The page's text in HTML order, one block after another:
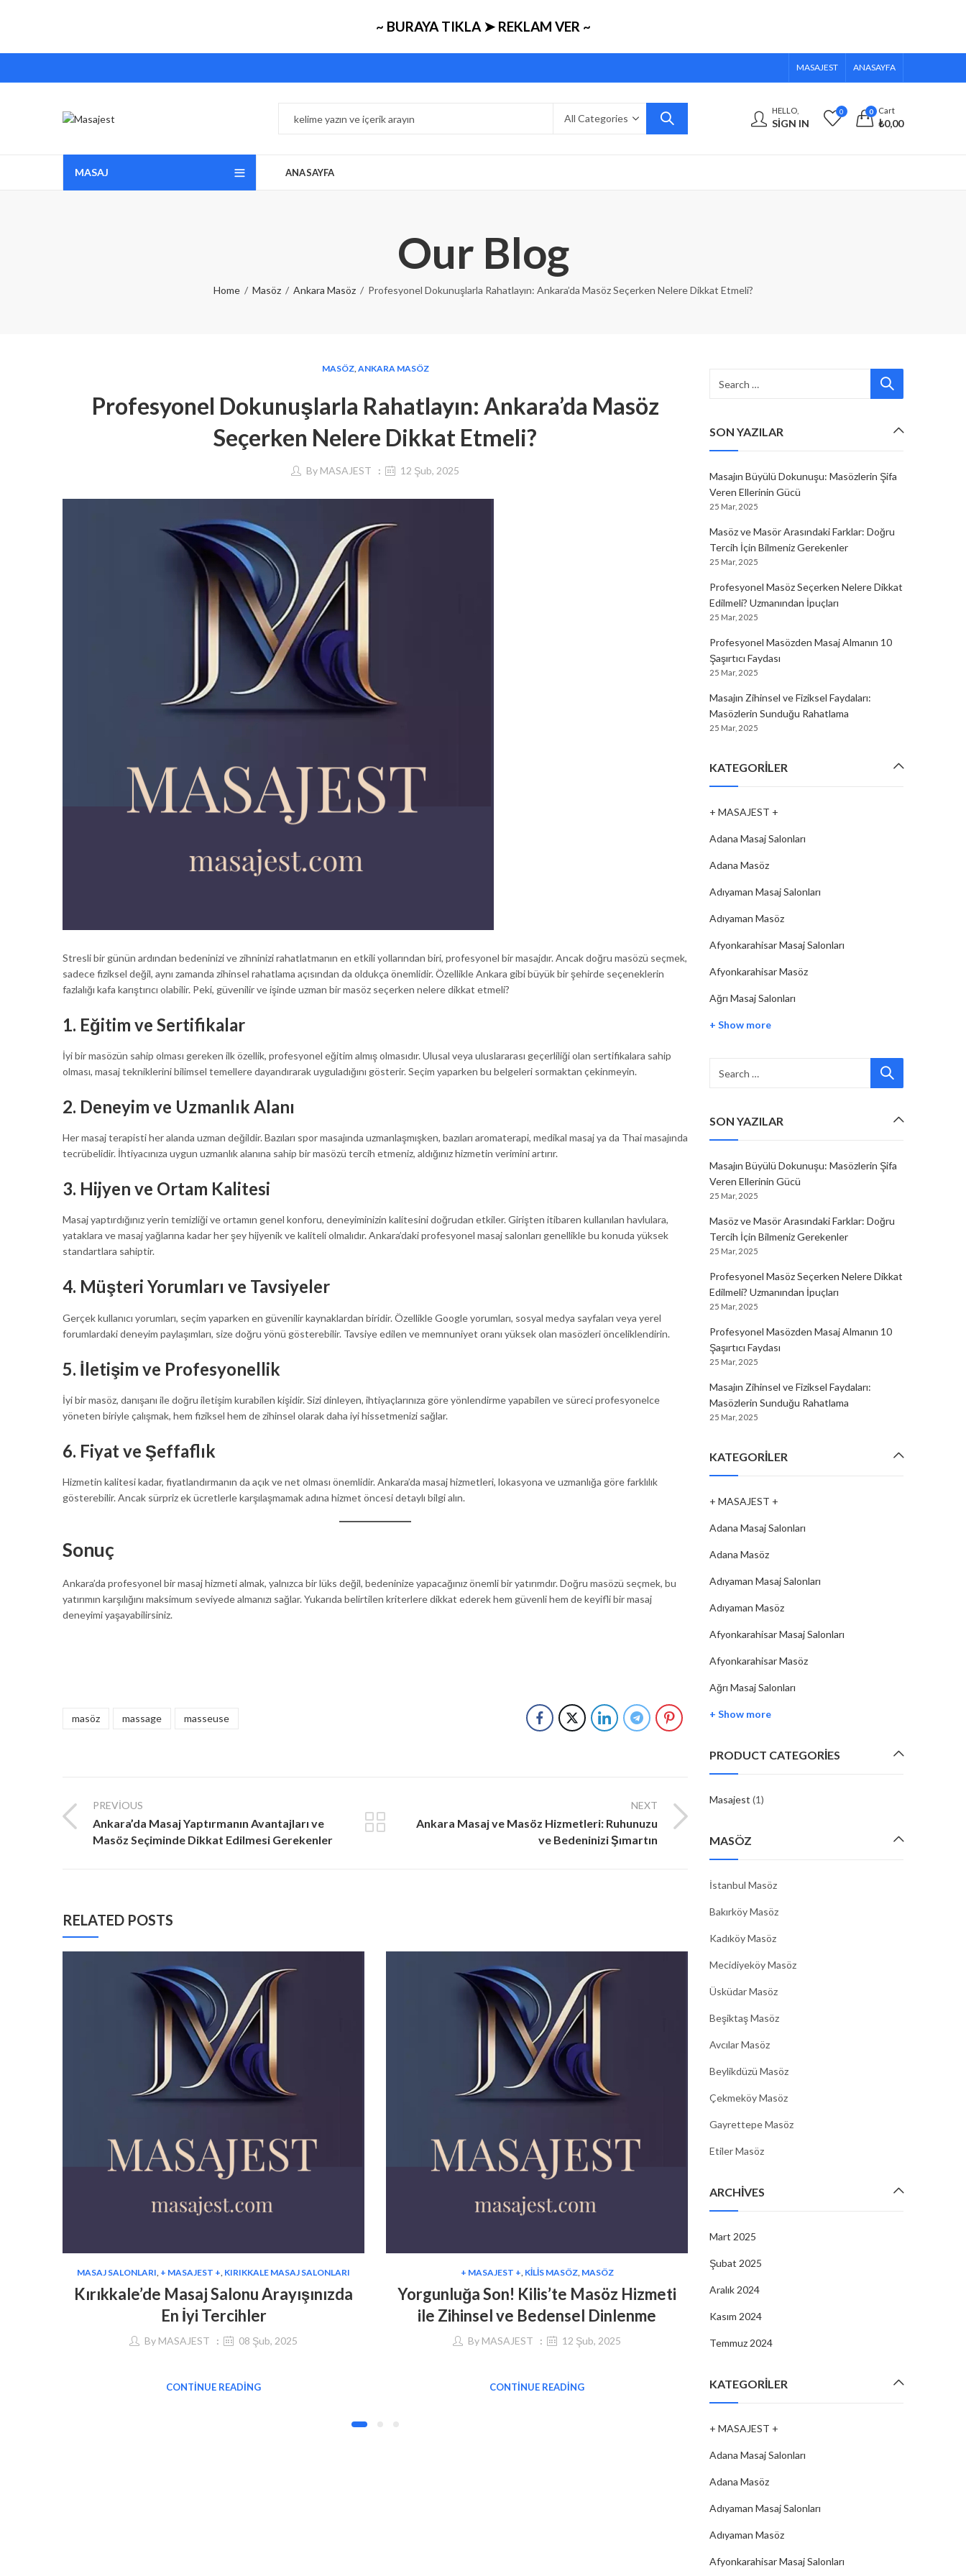
~ BURAYA TIKLA ➤ REKLAM VER ~
MASAJEST ANASAYFA
HELLO,
SIGN IN
0 0 Cart
₺0,00
MASAJ ANASAYFA
Our Blog
Home Masöz Ankara Masöz Profesyonel Dokunuşlarla Rahatlayın: Ankara’da Masöz Seçerken Nelere Dikkat Etmeli?
MASÖZ,ANKARA MASÖZ
Profesyonel Dokunuşlarla Rahatlayın: Ankara’da Masöz
Seçerken Nelere Dikkat Etmeli?
By MASAJEST 12 Şub, 2025
Stresli bir günün ardından bedeninizi ve zihninizi rahatlatmanın en etkili yollarından biri, profesyonel bir masajdır. Ancak doğru masözü seçmek,
sadece fiziksel değil, aynı zamanda zihinsel rahatlama açısından da oldukça önemlidir. Özellikle Ankara gibi büyük bir şehirde seçeneklerin
fazlalığı kafa karıştırıcı olabilir. Peki, güvenilir ve işinde uzman bir masöz seçerken nelere dikkat etmeli?
1. Eğitim ve Sertifikalar
İyi bir masözün sahip olması gereken ilk özellik, profesyonel eğitim almış olmasıdır. Ulusal veya uluslararası geçerliliği olan sertifikalara sahip
olması, masaj tekniklerini bilimsel temellere dayandırarak uyguladığını gösterir. Seçim yaparken bu belgeleri sormaktan çekinmeyin.
2. Deneyim ve Uzmanlık Alanı
Her masaj terapisti her alanda uzman değildir. Bazıları spor masajında uzmanlaşmışken, bazıları aromaterapi, medikal masaj ya da Thai masajında
tecrübelidir. İhtiyacınıza uygun uzmanlık alanına sahip bir masözü tercih etmeniz, aldığınız hizmetin verimini artırır.
3. Hijyen ve Ortam Kalitesi
Masaj yaptırdığınız yerin temizliği ve ortamın genel konforu, deneyiminizin kalitesini doğrudan etkiler. Girişten itibaren kullanılan havlulara,
yataklara ve masaj yağlarına kadar her şey hijyenik ve kaliteli olmalıdır. Ankara’daki profesyonel masaj salonları genellikle bu konuda yüksek
standartlara sahiptir.
4. Müşteri Yorumları ve Tavsiyeler
Gerçek kullanıcı yorumları, seçim yaparken en güvenilir kaynaklardan biridir. Özellikle Google yorumları, sosyal medya sayfaları veya yerel
forumlardaki deneyim paylaşımları, size doğru yönü gösterebilir. Tavsiye edilen ve memnuniyet oranı yüksek olan masözleri önceliklendirin.
5. İletişim ve Profesyonellik
İyi bir masöz, danışanı ile doğru iletişim kurabilen kişidir. Sizi dinleyen, ihtiyaçlarınıza göre yönlendirme yapabilen ve süreci profesyonelce
yöneten biriyle çalışmak, hem fiziksel hem de zihinsel olarak daha iyi hissetmenizi sağlar.
6. Fiyat ve Şeffaflık
Hizmetin kalitesi kadar, fiyatlandırmanın da açık ve net olması önemlidir. Ankara’da masaj hizmetleri, lokasyona ve uzmanlığa göre farklılık
gösterebilir. Ancak sürpriz ek ücretlerle karşılaşmamak adına hizmet öncesi detaylı bilgi alın.
Sonuç
Ankara’da profesyonel bir masaj hizmeti almak, yalnızca bir lüks değil, bedeninize yapacağınız önemli bir yatırımdır. Doğru masözü seçmek, bu
yatırımın karşılığını maksimum seviyede almanızı sağlar. Yukarıda belirtilen kriterlere dikkat ederek hem güvenli hem de keyifli bir masaj
deneyimi yaşayabilirsiniz.
masöz massage masseuse
PREVIOUS
Ankara’da Masaj Yaptırmanın Avantajları ve
Masöz Seçiminde Dikkat Edilmesi Gerekenler
NEXT
Ankara Masaj ve Masöz Hizmetleri: Ruhunuzu
ve Bedeninizi Şımartın
RELATED POSTS
MASAJ SALONLARI, + MASAJEST +, KIRIKKALE MASAJ SALONLARI
Kırıkkale’de Masaj Salonu Arayışınızda
En İyi Tercihler
By MASAJEST 08 Şub, 2025
CONTINUE READING
+ MASAJEST +, KILIS MASÖZ, MASÖZ
Yorgunluğa Son! Kilis’te Masöz Hizmeti
ile Zihinsel ve Bedensel Dinlenme
By MASAJEST 12 Şub, 2025
CONTINUE READING
Antalya Masaj Salonları: Stresi
ve Vücudu Rahatlatan
CONTINUE READING
SON YAZILAR
Masajın Büyülü Dokunuşu: Masözlerin Şifa
Veren Ellerinin Gücü
25 Mar, 2025
Masöz ve Masör Arasındaki Farklar: Doğru
Tercih İçin Bilmeniz Gerekenler
25 Mar, 2025
Profesyonel Masöz Seçerken Nelere Dikkat
Edilmeli? Uzmanından İpuçları
25 Mar, 2025
Profesyonel Masözden Masaj Almanın 10
Şaşırtıcı Faydası
25 Mar, 2025
Masajın Zihinsel ve Fiziksel Faydaları:
Masözlerin Sunduğu Rahatlama
25 Mar, 2025
KATEGORILER
+ MASAJEST +
Adana Masaj Salonları
Adana Masöz
Adıyaman Masaj Salonları
Adıyaman Masöz
Afyonkarahisar Masaj Salonları
Afyonkarahisar Masöz
Ağrı Masaj Salonları
+ Show more
SON YAZILAR
Masajın Büyülü Dokunuşu: Masözlerin Şifa
Veren Ellerinin Gücü
25 Mar, 2025
Masöz ve Masör Arasındaki Farklar: Doğru
Tercih İçin Bilmeniz Gerekenler
25 Mar, 2025
Profesyonel Masöz Seçerken Nelere Dikkat
Edilmeli? Uzmanından İpuçları
25 Mar, 2025
Profesyonel Masözden Masaj Almanın 10
Şaşırtıcı Faydası
25 Mar, 2025
Masajın Zihinsel ve Fiziksel Faydaları:
Masözlerin Sunduğu Rahatlama
25 Mar, 2025
KATEGORILER
+ MASAJEST +
Adana Masaj Salonları
Adana Masöz
Adıyaman Masaj Salonları
Adıyaman Masöz
Afyonkarahisar Masaj Salonları
Afyonkarahisar Masöz
Ağrı Masaj Salonları
+ Show more
PRODUCT CATEGORIES
Masajest (1)
MASÖZ
İstanbul Masöz
Bakırköy Masöz
Kadıköy Masöz
Mecidiyeköy Masöz
Üsküdar Masöz
Beşiktaş Masöz
Avcılar Masöz
Beylikdüzü Masöz
Çekmeköy Masöz
Gayrettepe Masöz
Etiler Masöz
ARCHIVES
Mart 2025
Şubat 2025
Aralık 2024
Kasım 2024
Temmuz 2024
KATEGORILER
+ MASAJEST +
Adana Masaj Salonları
Adana Masöz
Adıyaman Masaj Salonları
Adıyaman Masöz
Afyonkarahisar Masaj Salonları